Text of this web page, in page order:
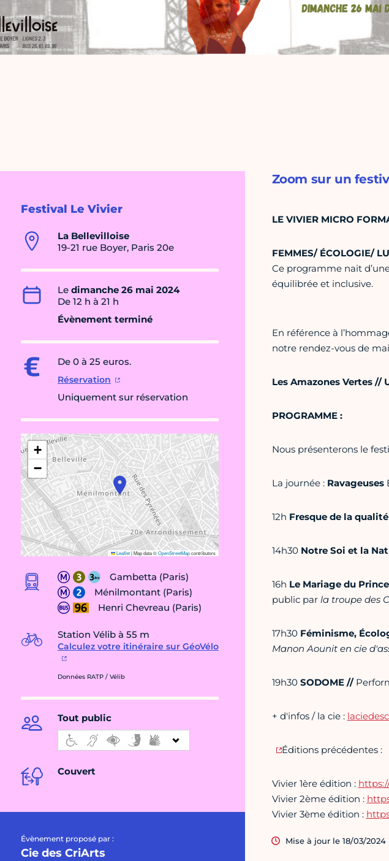
Festival Le Vivier
La Bellevilloise
19-21 rue Boyer, Paris 20e
Le dimanche 26 mai 2024
De 12 h à 21 h
Évènement terminé
De 0 à 25 euros.
Réservation
Uniquement sur réservation
+
−
Leaflet|Map data ©OpenStreetMapcontributors
Gambetta (Paris)
Ménilmontant (Paris)
Henri Chevreau (Paris)
Station Vélib à 55 m
Calculez votre itinéraire sur GéoVélo
Données RATP / Vélib
Tout public
Couvert
Évènement proposé par :
Cie des CriArts
Zoom sur un
LE VIVIER MICRO
FEMMES/ ÉCOLOGIE/
Ce programme nait
équilibrée et inclusive.
En référence à
notre rendez-vous de
Les Amazones Vertes //
PROGRAMME :
Nous présenterons le
La journée : Ravageuses
12h Fresque de la qualité
14h30 Notre Soi et la
16h Le Mariage du
public par la troupe des
17h30Féminisme,
Manon Aounit en cie
19h30 SODOME //
+ d'infos / la cie :
Éditions précédentes :
Vivier 1ère édition :
Vivier 2ème édition :
Vivier 3ème édition :
Mise à jour le 18/03/2024